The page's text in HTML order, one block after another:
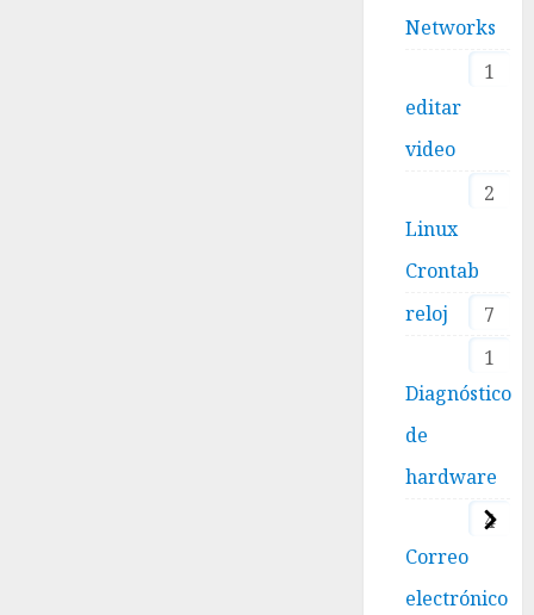
Networks
1
editar
video
2
Linux
Crontab
7
reloj
1
Diagnóstico
de
hardware
4
Correo
electrónico